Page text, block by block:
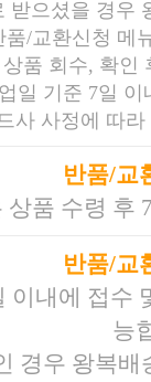
받으셨을 경우
품/교환신청 메
품 회수, 확인
일 기준 7일
사 사정에 따
반품/교
상품 수령 후
반품/교
이내에 접수
능
경우 왕복